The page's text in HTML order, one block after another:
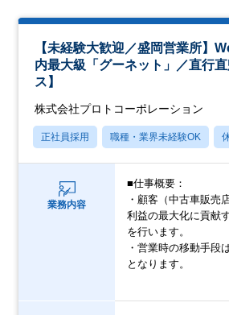
【未経験大歓迎／盛岡営業所】
内最大級「グーネット」／直行
ス】
株式会社プロトコーポレーション
正社員採用 職種・業界未経験OK
業務内容
■仕事概要：
・顧客（中古車販売
利益の最大化に貢献
を行います。
・営業時の移動手段
となります。